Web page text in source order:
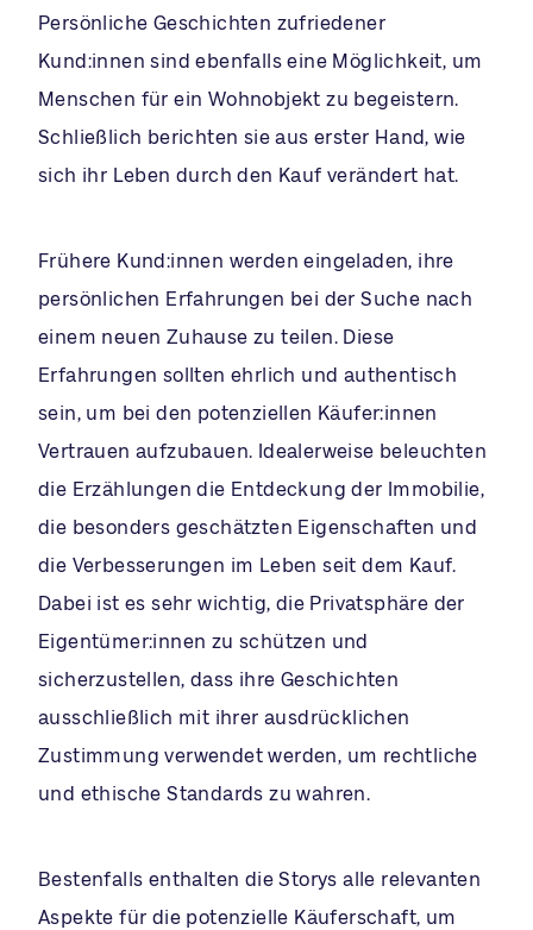
Persönliche Geschichten zufriedener
Kund:innen sind ebenfalls eine Möglichkeit, um
Menschen für ein Wohnobjekt zu begeistern.
Schließlich berichten sie aus erster Hand, wie
sich ihr Leben durch den Kauf verändert hat.
Frühere Kund:innen werden eingeladen, ihre
persönlichen Erfahrungen bei der Suche nach
einem neuen Zuhause zu teilen. Diese
Erfahrungen sollten ehrlich und authentisch
sein, um bei den potenziellen Käufer:innen
Vertrauen aufzubauen. Idealerweise beleuchten
die Erzählungen die Entdeckung der Immobilie,
die besonders geschätzten Eigenschaften und
die Verbesserungen im Leben seit dem Kauf.
Dabei ist es sehr wichtig, die Privatsphäre der
Eigentümer:innen zu schützen und
sicherzustellen, dass ihre Geschichten
ausschließlich mit ihrer ausdrücklichen
Zustimmung verwendet werden, um rechtliche
und ethische Standards zu wahren.
Bestenfalls enthalten die Storys alle relevanten
Aspekte für die potenzielle Käuferschaft, um